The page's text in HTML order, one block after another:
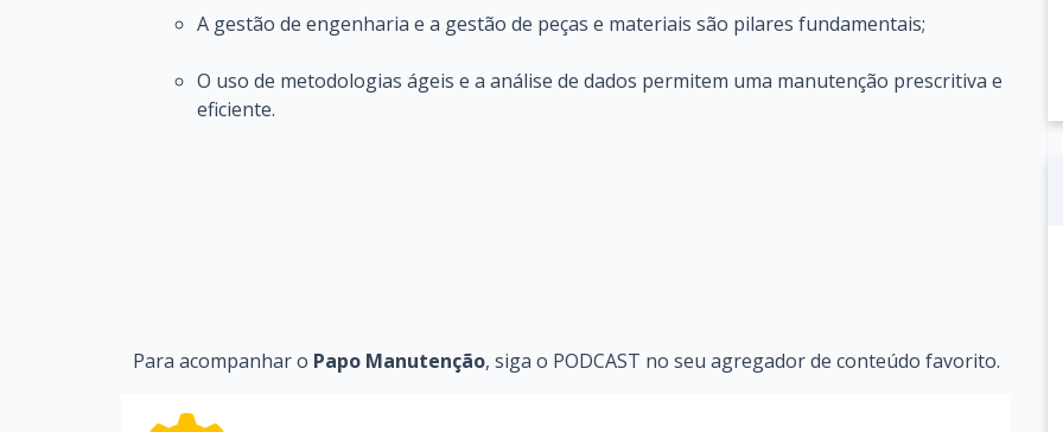
A gestão de engenharia e a gestão de peças e materiais são pilares fundamentais;
O uso de metodologias ágeis e a análise de dados permitem uma manutenção prescritiva e
eficiente.
Para acompanhar o Papo Manutenção, siga o PODCAST no seu agregador de conteúdo favorito.